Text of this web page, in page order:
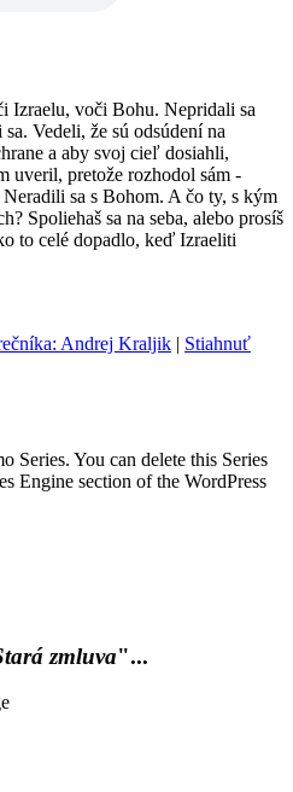
Izraelu, voči Bohu. Nepridali sa
Vedeli, že sú odsúdení na
a aby svoj cieľ dosiahli,
uveril, pretože rozhodol sám -
sa s Bohom. A čo ty, s kým
Spoliehaš sa na seba, alebo prosíš
to celé dopadlo, keď Izraeliti
Andrej Kraljik | Stiahnuť
Series. You can delete this Series
Engine section of the WordPress
zmluva"...